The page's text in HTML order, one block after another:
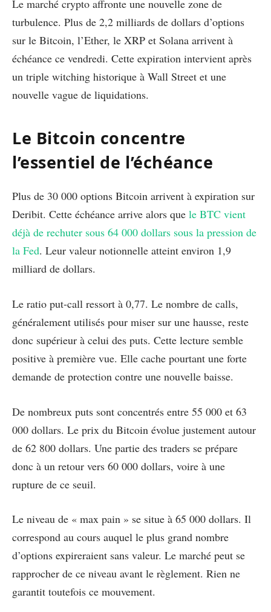
Le marché crypto affronte une nouvelle zone de
turbulence. Plus de 2,2 milliards de dollars d’options
sur le Bitcoin, l’Ether, le XRP et Solana arrivent à
échéance ce vendredi. Cette expiration intervient après
un triple witching historique à Wall Street et une
nouvelle vague de liquidations.
Le Bitcoin concentre
l’essentiel de l’échéance
Plus de 30 000 options Bitcoin arrivent à expiration sur
Deribit. Cette échéance arrive alors que le BTC vient
déjà de rechuter sous 64 000 dollars sous la pression de
la Fed. Leur valeur notionnelle atteint environ 1,9
milliard de dollars.
Le ratio put-call ressort à 0,77. Le nombre de calls,
généralement utilisés pour miser sur une hausse, reste
donc supérieur à celui des puts. Cette lecture semble
positive à première vue. Elle cache pourtant une forte
demande de protection contre une nouvelle baisse.
De nombreux puts sont concentrés entre 55 000 et 63
000 dollars. Le prix du Bitcoin évolue justement autour
de 62 800 dollars. Une partie des traders se prépare
donc à un retour vers 60 000 dollars, voire à une
rupture de ce seuil.
Le niveau de « max pain » se situe à 65 000 dollars. Il
correspond au cours auquel le plus grand nombre
d’options expireraient sans valeur. Le marché peut se
rapprocher de ce niveau avant le règlement. Rien ne
garantit toutefois ce mouvement.